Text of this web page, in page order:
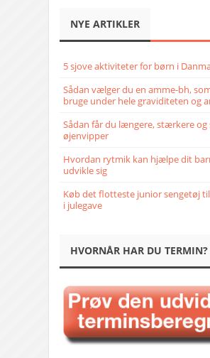
NYE ARTIKLER
5 sjove aktiviteter for børn i
Sådan vælger du en amme-bh,
bruge under hele graviditeten og
Sådan får du længere, stærkere og
øjenvipper
Hvordan rytmik kan hjælpe dit
udvikle sig
Køb det flotteste junior sengetøj
i julegave
HVORNÅR HAR DU TERMIN?